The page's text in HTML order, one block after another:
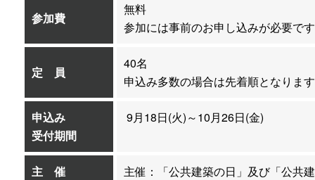
参加費
無料
参加には事前のお申し込みが必要で
定 員
40名
申込み多数の場合は先着順となりま
申込み
受付期間
9月18日(火)～10月26日(金)
主 催
主催：「公共建築の日」及び「公共